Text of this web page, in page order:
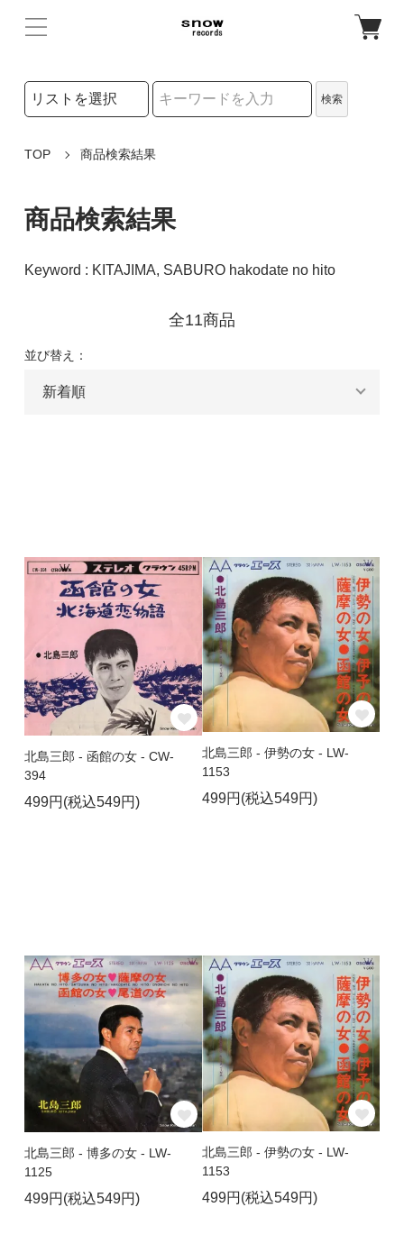
検索リストの選択
検索
TOP 商品検索結果
商品検索結果
Keyword : KITAJIMA, SABURO hakodate no hito
全11商品
並び替え：
北島三郎 - 函館の女 - CW-
394
499円(税込549円)
北島三郎 - 伊勢の女 - LW-
1153
499円(税込549円)
北島三郎 - 博多の女 - LW-
1125
499円(税込549円)
北島三郎 - 伊勢の女 - LW-
1153
499円(税込549円)